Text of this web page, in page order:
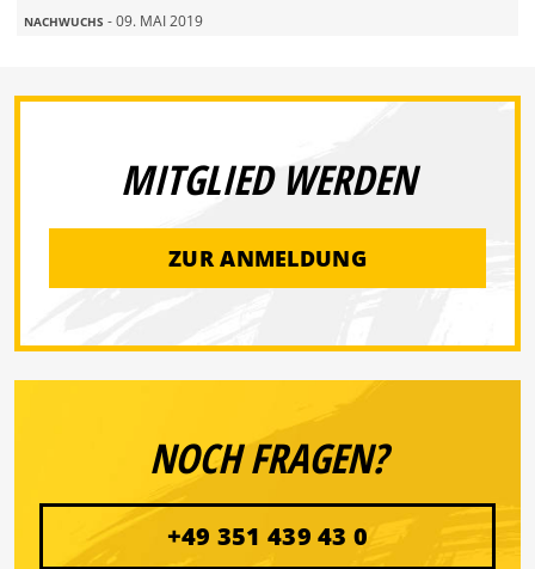
NACHWUCHS - 09. MAI 2019
MITGLIED WERDEN
ZUR ANMELDUNG
NOCH FRAGEN?
+49 351 439 43 0